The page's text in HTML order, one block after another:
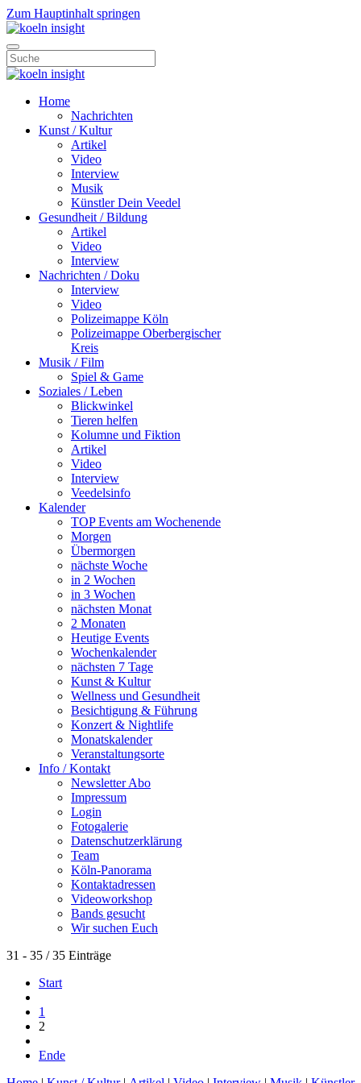
Zum Hauptinhalt springen
Home
Nachrichten
Kunst / Kultur
Artikel
Video
Interview
Musik
Künstler Dein Veedel
Gesundheit / Bildung
Artikel
Video
Interview
Nachrichten / Doku
Interview
Video
Polizeimappe Köln
Polizeimappe Oberbergischer
Kreis
Musik / Film
Spiel & Game
Soziales / Leben
Blickwinkel
Tieren helfen
Kolumne und Fiktion
Artikel
Video
Interview
Veedelsinfo
Kalender
TOP Events am Wochenende
Morgen
Übermorgen
nächste Woche
in 2 Wochen
in 3 Wochen
nächsten Monat
2 Monaten
Heutige Events
Wochenkalender
nächsten 7 Tage
Kunst & Kultur
Wellness und Gesundheit
Besichtigung & Führung
Konzert & Nightlife
Monatskalender
Veranstaltungsorte
Info / Kontakt
Newsletter Abo
Impressum
Login
Fotogalerie
Datenschutzerklärung
Team
Köln-Panorama
Kontaktadressen
Videoworkshop
Bands gesucht
Wir suchen Euch
31 - 35 / 35 Einträge
Start
1
2
Ende